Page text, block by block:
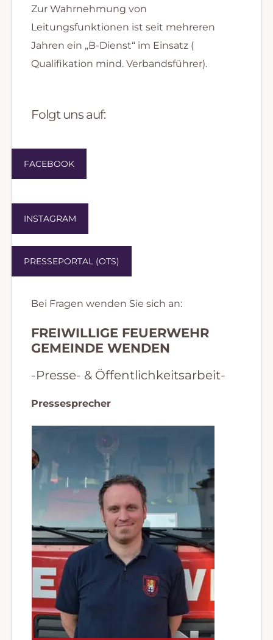
Zur Wahrnehmung von
Leitungsfunktionen ist seit mehreren
Jahren ein „B-Dienst“ im Einsatz (
Qualifikation mind. Verbandsführer).
Folgt uns auf:
FACEBOOK
INSTAGRAM
PRESSEPORTAL (OTS)
Bei Fragen wenden Sie sich an:
FREIWILLIGE FEUERWEHR
GEMEINDE WENDEN
-Presse- & Öffentlichkeitsarbeit-
Pressesprecher